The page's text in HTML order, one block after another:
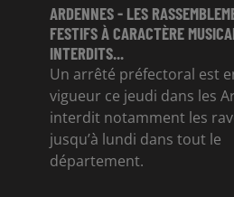
ARDENNES - LES
FESTIFS À CARACTÈRE
INTERDITS...
Un arrêté préfectoral est
vigueur ce jeudi dans les
interdit notamment les
jusqu’à lundi dans tout le
département.